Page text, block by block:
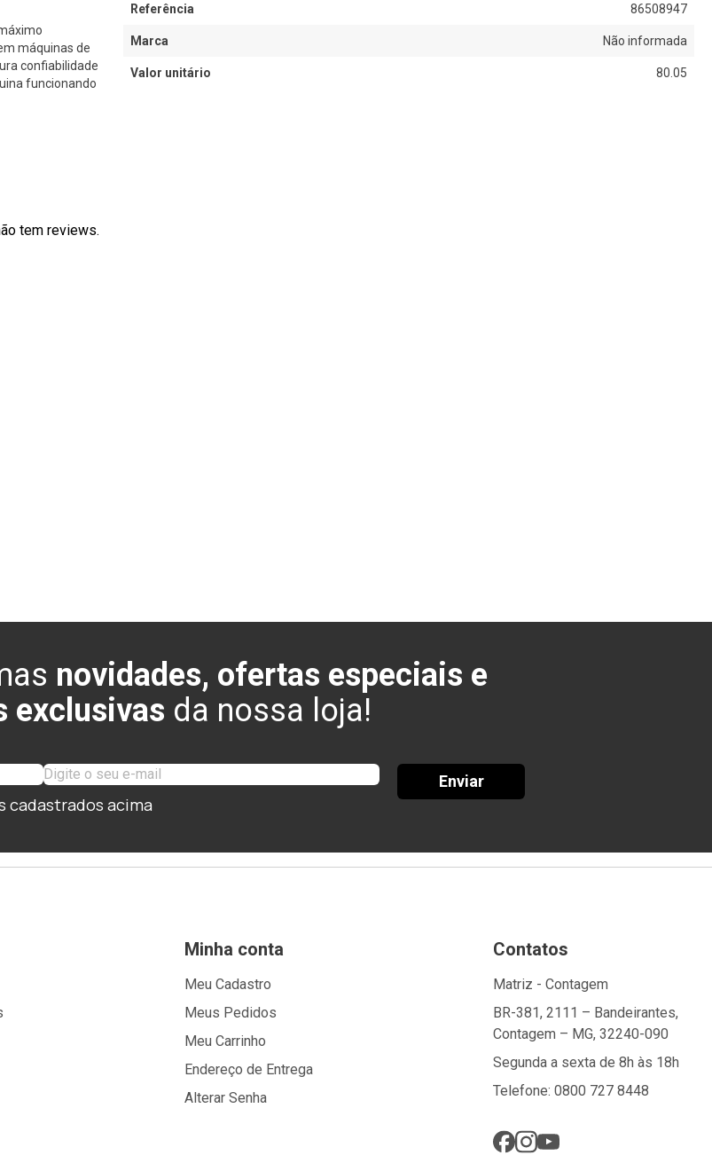
máquinas de
confiabilidade
funcionando
Referência 86508947
Marca Não informada
Valor unitário 80.05
tem reviews.
novidades, ofertas especiais e
exclusivas da nossa loja!
cadastrados acima
Enviar
Minha conta
Meu Cadastro
Meus Pedidos
Meu Carrinho
Endereço de Entrega
Alterar Senha
Contatos
Matriz - Contagem
BR-381, 2111 – Bandeirantes,
Contagem – MG, 32240-090
Segunda a sexta de 8h às 18h
Telefone: 0800 727 8448